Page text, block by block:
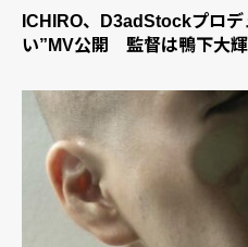
ICHIRO、D3adStockプロ
い”MV公開 監督は鴨下大輝